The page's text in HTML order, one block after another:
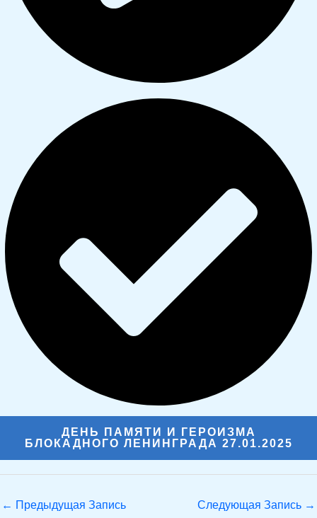
ДЕНЬ ПАМЯТИ И ГЕРОИЗМА
БЛОКАДНОГО ЛЕНИНГРАДА 27.01.2025
← Предыдущая Запись Следующая Запись →